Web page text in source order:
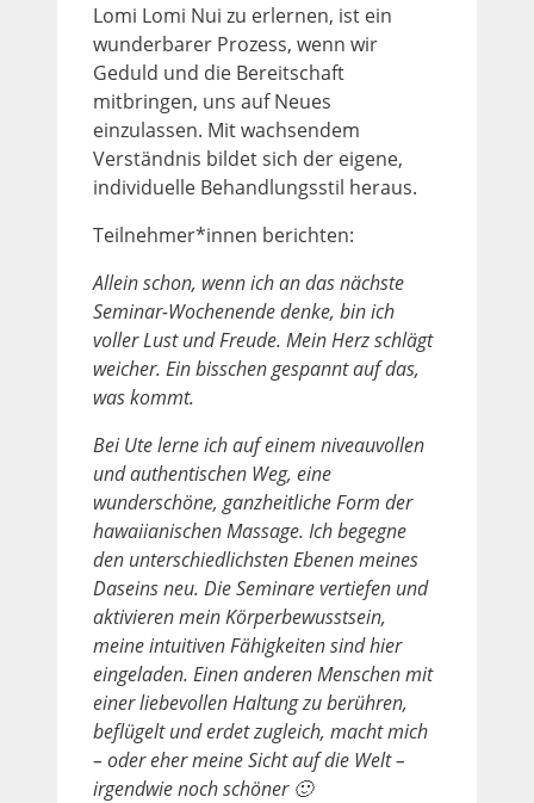
Lomi Lomi Nui zu erlernen, ist ein
wunderbarer Prozess, wenn wir
Geduld und die Bereitschaft
mitbringen, uns auf Neues
einzulassen. Mit wachsendem
Verständnis bildet sich der eigene,
individuelle Behandlungsstil heraus.
Teilnehmer*innen berichten:
Allein schon, wenn ich an das nächste
Seminar-Wochenende denke, bin ich
voller Lust und Freude. Mein Herz schlägt
weicher. Ein bisschen gespannt auf das,
was kommt.
Bei Ute lerne ich auf einem niveauvollen
und authentischen Weg, eine
wunderschöne, ganzheitliche Form der
hawaiianischen Massage. Ich begegne
den unterschiedlichsten Ebenen meines
Daseins neu. Die Seminare vertiefen und
aktivieren mein Körperbewusstsein,
meine intuitiven Fähigkeiten sind hier
eingeladen. Einen anderen Menschen mit
einer liebevollen Haltung zu berühren,
beflügelt und erdet zugleich, macht mich
– oder eher meine Sicht auf die Welt –
irgendwie noch schöner 🙂